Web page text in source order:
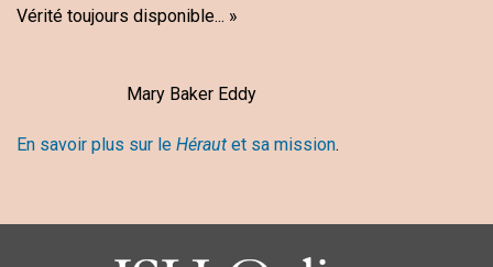
Vérité toujours disponible... »
Mary Baker Eddy
En savoir plus sur le Héraut et sa mission.